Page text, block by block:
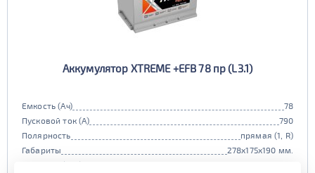
Аккумулятор XTREME +EFB 78 пр (L3.1)
Емкость (Ач)
78
Пусковой ток (А)
790
Полярность
прямая (1, R)
Габариты
278x175x190 мм.
Гарантия (мес)